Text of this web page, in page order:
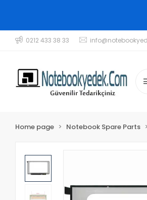
0212 433 38 33
Home page Notebook Spare Parts